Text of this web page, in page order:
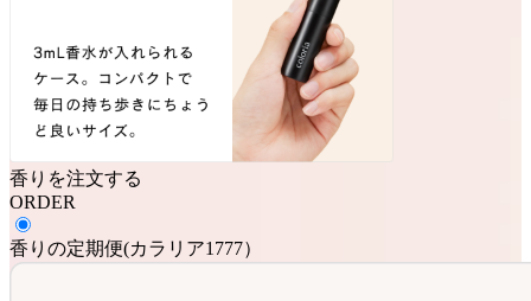
香りを注文する
ORDER
香りの定期便(カラリア1777）